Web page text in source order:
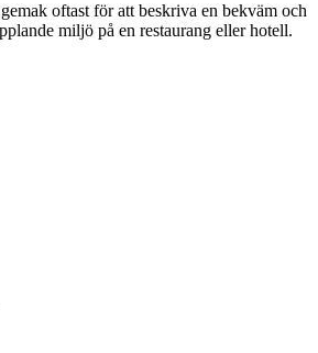
oftast för att beskriva en bekväm och
miljö på en restaurang eller hotell.